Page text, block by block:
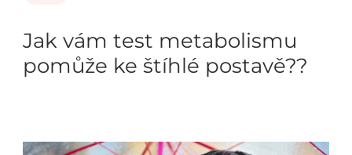
Jak vám test metabolismu
pomůže ke štíhlé postavě??